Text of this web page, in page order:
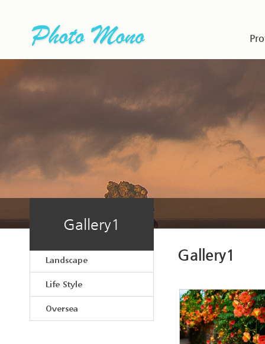
Gallery1
Landscape
Life Style
Oversea
Gallery1